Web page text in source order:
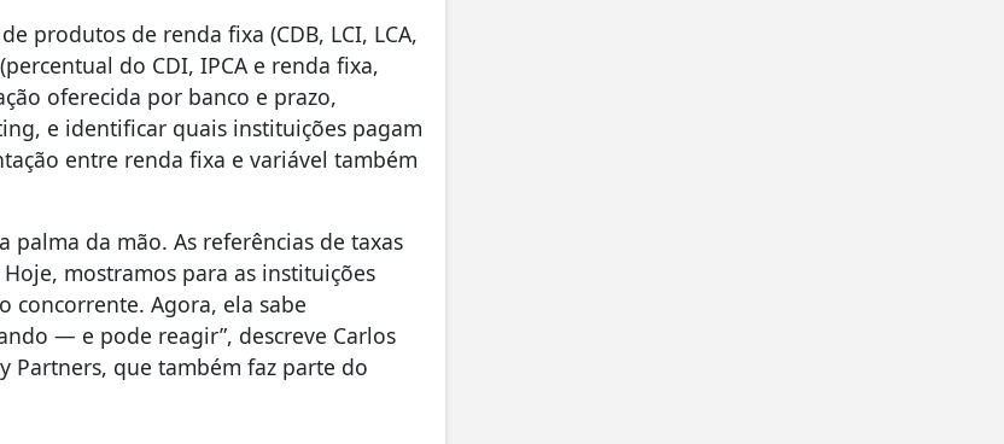
produtos de renda fixa (CDB, LCI, LCA,
do CDI, IPCA e renda fixa,
oferecida por banco e prazo,
e identificar quais instituições pagam
entre renda fixa e variável também
palma da mão. As referências de taxas
mostramos para as instituições
concorrente. Agora, ela sabe
— e pode reagir”, descreve Carlos
Partners, que também faz parte do